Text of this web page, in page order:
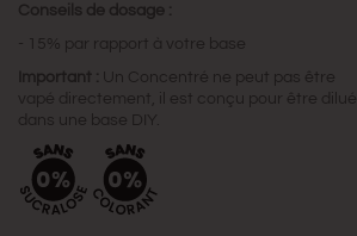
Conseils de dosage :
- 15% par rapport à votre base
Important : Un Concentré ne peut pas être
vapé directement, il est conçu pour être dilué
dans une base DIY.